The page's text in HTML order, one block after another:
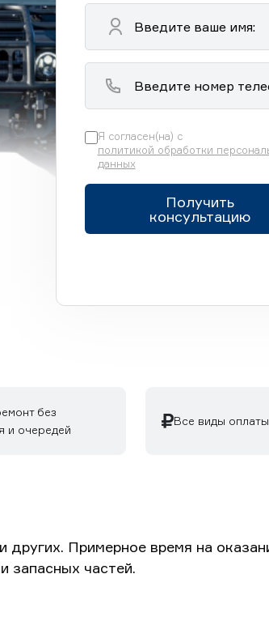
Я согласен(на) с
политикой обработки
данных
Получить
консультацию
без
и очередей
Все виды оплаты
Примерное время на
запасных частей.